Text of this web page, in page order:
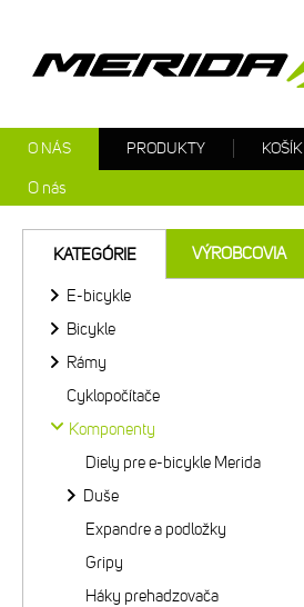
KATEGÓRIE VÝROBCOVIA
E-bicykle
Bicykle
Rámy
Cyklopočítače
Komponenty
Diely pre e-bicykle Merida
Duše
Expandre a podložky
Gripy
Háky prehadzovača
O NÁS
O nás
PRODUKTY KOŠÍK